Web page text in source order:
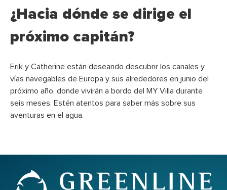
¿Hacia dónde se dirige el
próximo capitán?
Erik y Catherine están deseando descubrir los canales y
vías navegables de Europa y sus alrededores en junio del
próximo año, donde vivirán a bordo del MY Villa durante
seis meses. Estén atentos para saber más sobre sus
aventuras en el agua.